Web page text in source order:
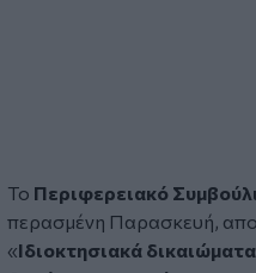
Το Περιφερειακό
περασμένη Παρασκευή,
«Ιδιοκτησιακά